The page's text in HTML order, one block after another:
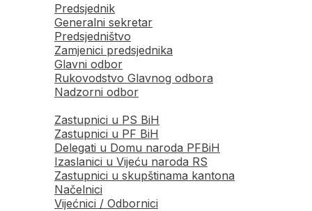
Predsjednik
Generalni sekretar
Predsjedništvo
Zamjenici predsjednika
Glavni odbor
Rukovodstvo Glavnog odbora
Nadzorni odbor
Zastupnici u PS BiH
Zastupnici u PF BiH
Delegati u Domu naroda PFBiH
Izaslanici u Vijeću naroda RS
Zastupnici u skupštinama kantona
Načelnici
Vijećnici / Odbornici